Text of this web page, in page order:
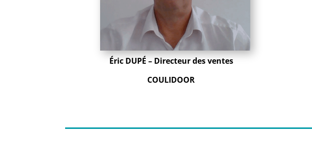
Éric DUPÉ – Directeur des ventes
COULIDOOR